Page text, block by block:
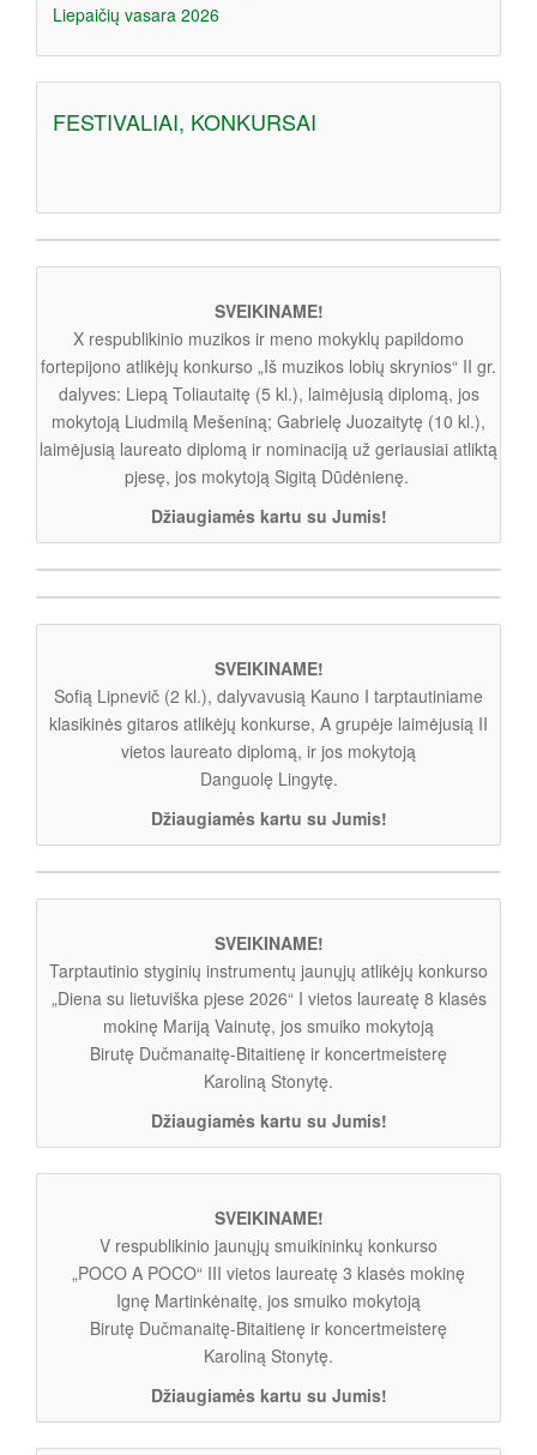
Liepaičių vasara 2026
FESTIVALIAI, KONKURSAI
SVEIKINAME!
X respublikinio muzikos ir meno mokyklų papildomo
fortepijono atlikėjų konkurso „Iš muzikos lobių skrynios“ II gr.
dalyves: Liepą Toliautaitę (5 kl.), laimėjusią diplomą, jos
mokytoją Liudmilą Mešeniną; Gabrielę Juozaitytę (10 kl.),
laimėjusią laureato diplomą ir nominaciją už geriausiai atliktą
pjesę, jos mokytoją Sigitą Dūdėnienę.
Džiaugiamės kartu su Jumis!
SVEIKINAME!
Sofią Lipnevič (2 kl.), dalyvavusią Kauno I tarptautiniame
klasikinės gitaros atlikėjų konkurse, A grupėje laimėjusią II
vietos laureato diplomą, ir jos mokytoją
Danguolę Lingytę.
Džiaugiamės kartu su Jumis!
SVEIKINAME!
Tarptautinio styginių instrumentų jaunųjų atlikėjų konkurso
„Diena su lietuviška pjese 2026“ I vietos laureatę 8 klasės
mokinę Mariją Vainutę, jos smuiko mokytoją
Birutę Dučmanaitę-Bitaitienę ir koncertmeisterę
Karoliną Stonytę.
Džiaugiamės kartu su Jumis!
SVEIKINAME!
V respublikinio jaunųjų smuikininkų konkurso
„POCO A POCO“ III vietos laureatę 3 klasės mokinę
Ignę Martinkėnaitę, jos smuiko mokytoją
Birutę Dučmanaitę-Bitaitienę ir koncertmeisterę
Karoliną Stonytę.
Džiaugiamės kartu su Jumis!